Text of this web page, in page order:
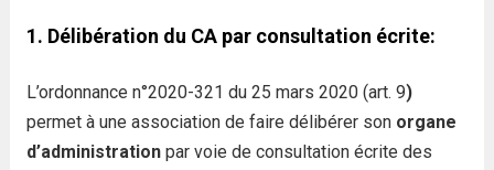
1. Délibération du CA par consultation écrite:
L’ordonnance n°2020-321 du 25 mars 2020 (art. 9)
permet à une association de faire délibérer son organe
d’administration par voie de consultation écrite des